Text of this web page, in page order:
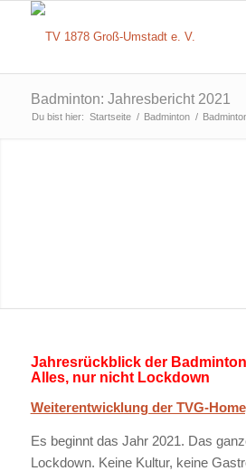
Badminton: Jahresbericht 2021
Du bist hier: Startseite / Badminton /
Jahresrückblick der
Alles, nur nicht Lockdown
Weiterentwicklung der TVG-
Es beginnt das Jahr 2021. Das
Lockdown. Keine Kultur, keine